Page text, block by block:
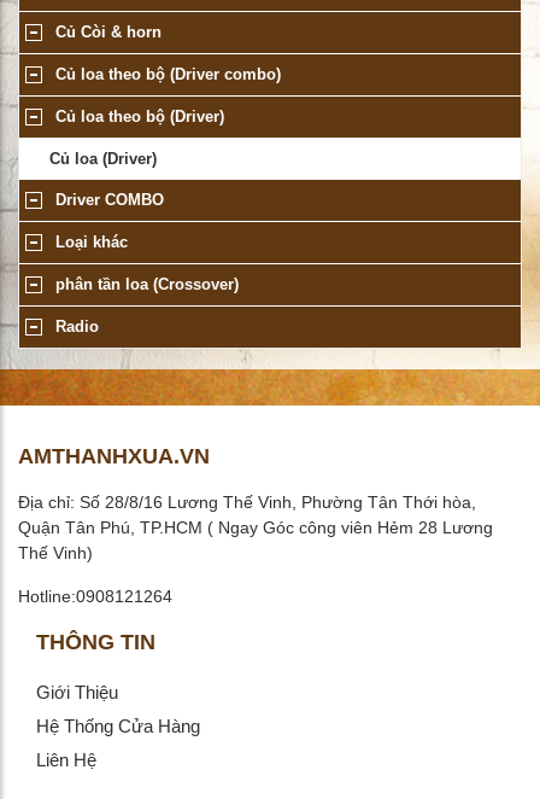
Củ Còi & horn
Củ loa theo bộ (Driver combo)
Củ loa theo bộ (Driver)
Củ loa (Driver)
Driver COMBO
Loại khác
phân tần loa (Crossover)
Radio
AMTHANHXUA.VN
Địa chỉ: Số 28/8/16 Lương Thế Vinh, Phường Tân Thới hòa,
Quận Tân Phú, TP.HCM ( Ngay Góc công viên Hẻm 28 Lương
Thế Vinh)
Hotline:0908121264
THÔNG TIN
Giới Thiệu
Hệ Thống Cửa Hàng
Liên Hệ